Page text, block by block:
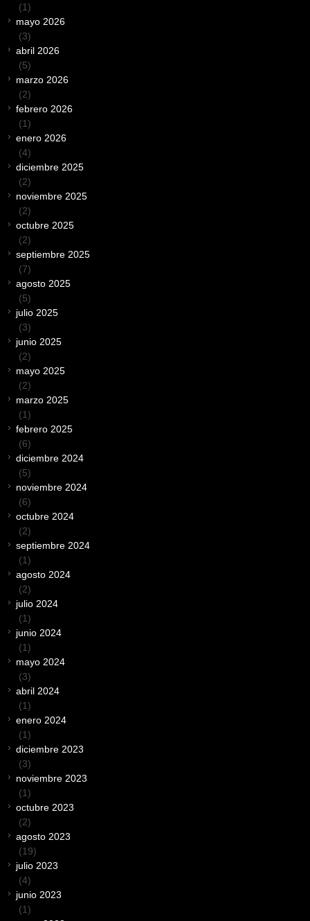
(1)
mayo 2026
(3)
abril 2026
(5)
marzo 2026
(2)
febrero 2026
(1)
enero 2026
(4)
diciembre 2025
(2)
noviembre 2025
(2)
octubre 2025
(2)
septiembre 2025
(7)
agosto 2025
(5)
julio 2025
(3)
junio 2025
(2)
mayo 2025
(2)
marzo 2025
(1)
febrero 2025
(6)
diciembre 2024
(5)
noviembre 2024
(6)
octubre 2024
(2)
septiembre 2024
(1)
agosto 2024
(2)
julio 2024
(1)
junio 2024
(1)
mayo 2024
(3)
abril 2024
(1)
enero 2024
(1)
diciembre 2023
(3)
noviembre 2023
(1)
octubre 2023
(2)
agosto 2023
(19)
julio 2023
(4)
junio 2023
(1)